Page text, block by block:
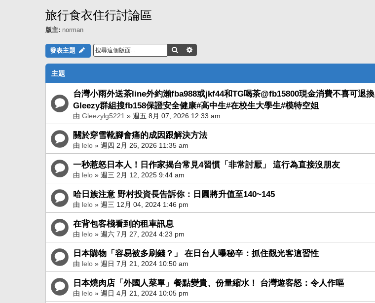
旅行食衣住行討論區
版主: norman
發表主題 搜尋
主題
台灣小雨外送茶line外約瀨fba988或jkf44和TG喝茶@fb15800現金消費不喜可退換
Gleezy群組搜fb158保證安全健康#高中生#在校生大學生#模特空姐
由 Gleezylg5221 » 週五 8月 07, 2026 12:33 am
關於穿雪靴腳會痛的成因跟解決方法
由 lelo » 週四 2月 26, 2026 11:35 am
一秒惹怒日本人！日作家揭台常見4習慣「非常討厭」 這行為直接沒朋友
由 lelo » 週三 2月 12, 2025 9:44 am
哈日族注意 野村投資長告訴你：日圓將升值至140~145
由 lelo » 週三 12月 04, 2024 1:46 pm
在背包客棧看到的租車訊息
由 lelo » 週六 7月 27, 2024 4:23 pm
日本購物「容易被多刷錢？」 在日台人曝秘辛：抓住觀光客這習性
由 lelo » 週日 7月 21, 2024 10:50 am
日本燒肉店「外國人菜單」餐點變貴、份量縮水！ 台灣遊客怒：令人作嘔
由 lelo » 週日 4月 21, 2024 10:05 pm